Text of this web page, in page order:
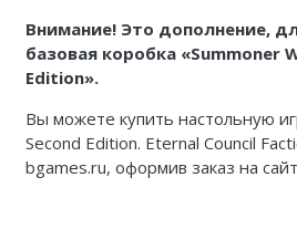
Внимание! Это дополнение,
базовая коробка «Summoner
Edition».
Вы можете купить настольную
Second Edition. Eternal Council
bgames.ru, оформив заказ на